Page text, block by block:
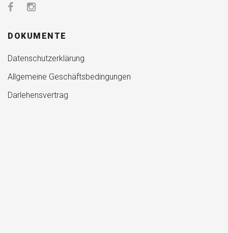
DOKUMENTE
Datenschutzerklärung
Allgemeine Geschäftsbedingungen
Darlehensvertrag